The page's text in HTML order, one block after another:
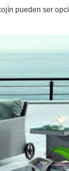
pueden ser